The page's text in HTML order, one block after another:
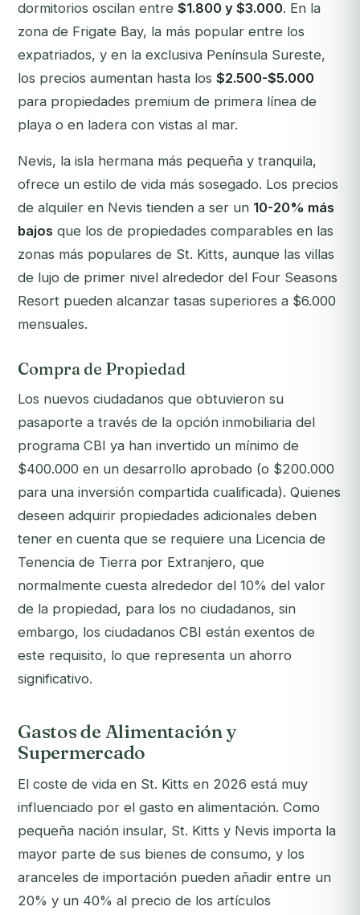
dormitorios oscilan entre $1.800 y $3.000. En la
zona de Frigate Bay, la más popular entre los
expatriados, y en la exclusiva Península Sureste,
los precios aumentan hasta los $2.500-$5.000
para propiedades premium de primera línea de
playa o en ladera con vistas al mar.
Nevis, la isla hermana más pequeña y tranquila,
ofrece un estilo de vida más sosegado. Los precios
de alquiler en Nevis tienden a ser un 10-20% más
bajos que los de propiedades comparables en las
zonas más populares de St. Kitts, aunque las villas
de lujo de primer nivel alrededor del Four Seasons
Resort pueden alcanzar tasas superiores a $6.000
mensuales.
Compra de Propiedad
Los nuevos ciudadanos que obtuvieron su
pasaporte a través de la opción inmobiliaria del
programa CBI ya han invertido un mínimo de
$400.000 en un desarrollo aprobado (o $200.000
para una inversión compartida cualificada). Quienes
deseen adquirir propiedades adicionales deben
tener en cuenta que se requiere una Licencia de
Tenencia de Tierra por Extranjero, que
normalmente cuesta alrededor del 10% del valor
de la propiedad, para los no ciudadanos, sin
embargo, los ciudadanos CBI están exentos de
este requisito, lo que representa un ahorro
significativo.
Gastos de Alimentación y
Supermercado
El coste de vida en St. Kitts en 2026 está muy
influenciado por el gasto en alimentación. Como
pequeña nación insular, St. Kitts y Nevis importa la
mayor parte de sus bienes de consumo, y los
aranceles de importación pueden añadir entre un
20% y un 40% al precio de los artículos